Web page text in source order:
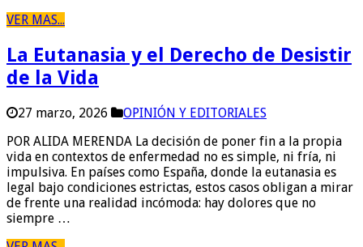
VER MAS...
La Eutanasia y el Derecho de Desistir
de la Vida
27 marzo, 2026
OPINIÓN Y EDITORIALES
POR ALIDA MERENDA La decisión de poner fin a la propia
vida en contextos de enfermedad no es simple, ni fría, ni
impulsiva. En países como España, donde la eutanasia es
legal bajo condiciones estrictas, estos casos obligan a mirar
de frente una realidad incómoda: hay dolores que no
siempre …